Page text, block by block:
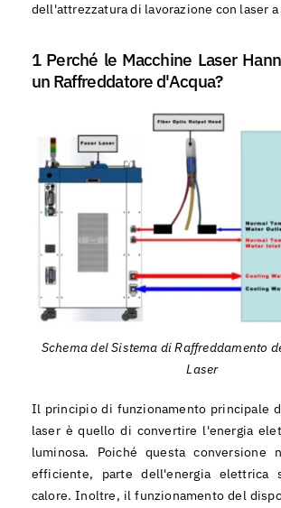
dell'attrezzatura di lavorazione con laser a
1 Perché le Macchine Laser
un Raffreddatore d'Acqua?
Schema del Sistema di Raffreddamento
Laser
Il principio di funzionamento principale
laser è quello di convertire l'energia
luminosa. Poiché questa conversione
efficiente, parte dell'energia elettrica
calore. Inoltre, il funzionamento del